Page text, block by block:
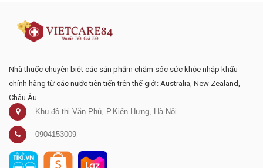
Nhà thuốc chuyên biệt các sản phẩm chăm sóc sức khỏe nhập khẩu
chính hãng từ các nước tiên tiến trên thế giới: Australia, New Zealand,
Châu Âu
Khu đô thị Văn Phú, P.Kiến Hưng, Hà Nội
0904153009